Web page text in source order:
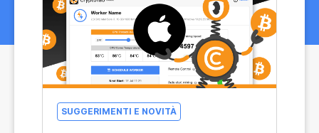
SUGGERIMENTI E NOVITÀ